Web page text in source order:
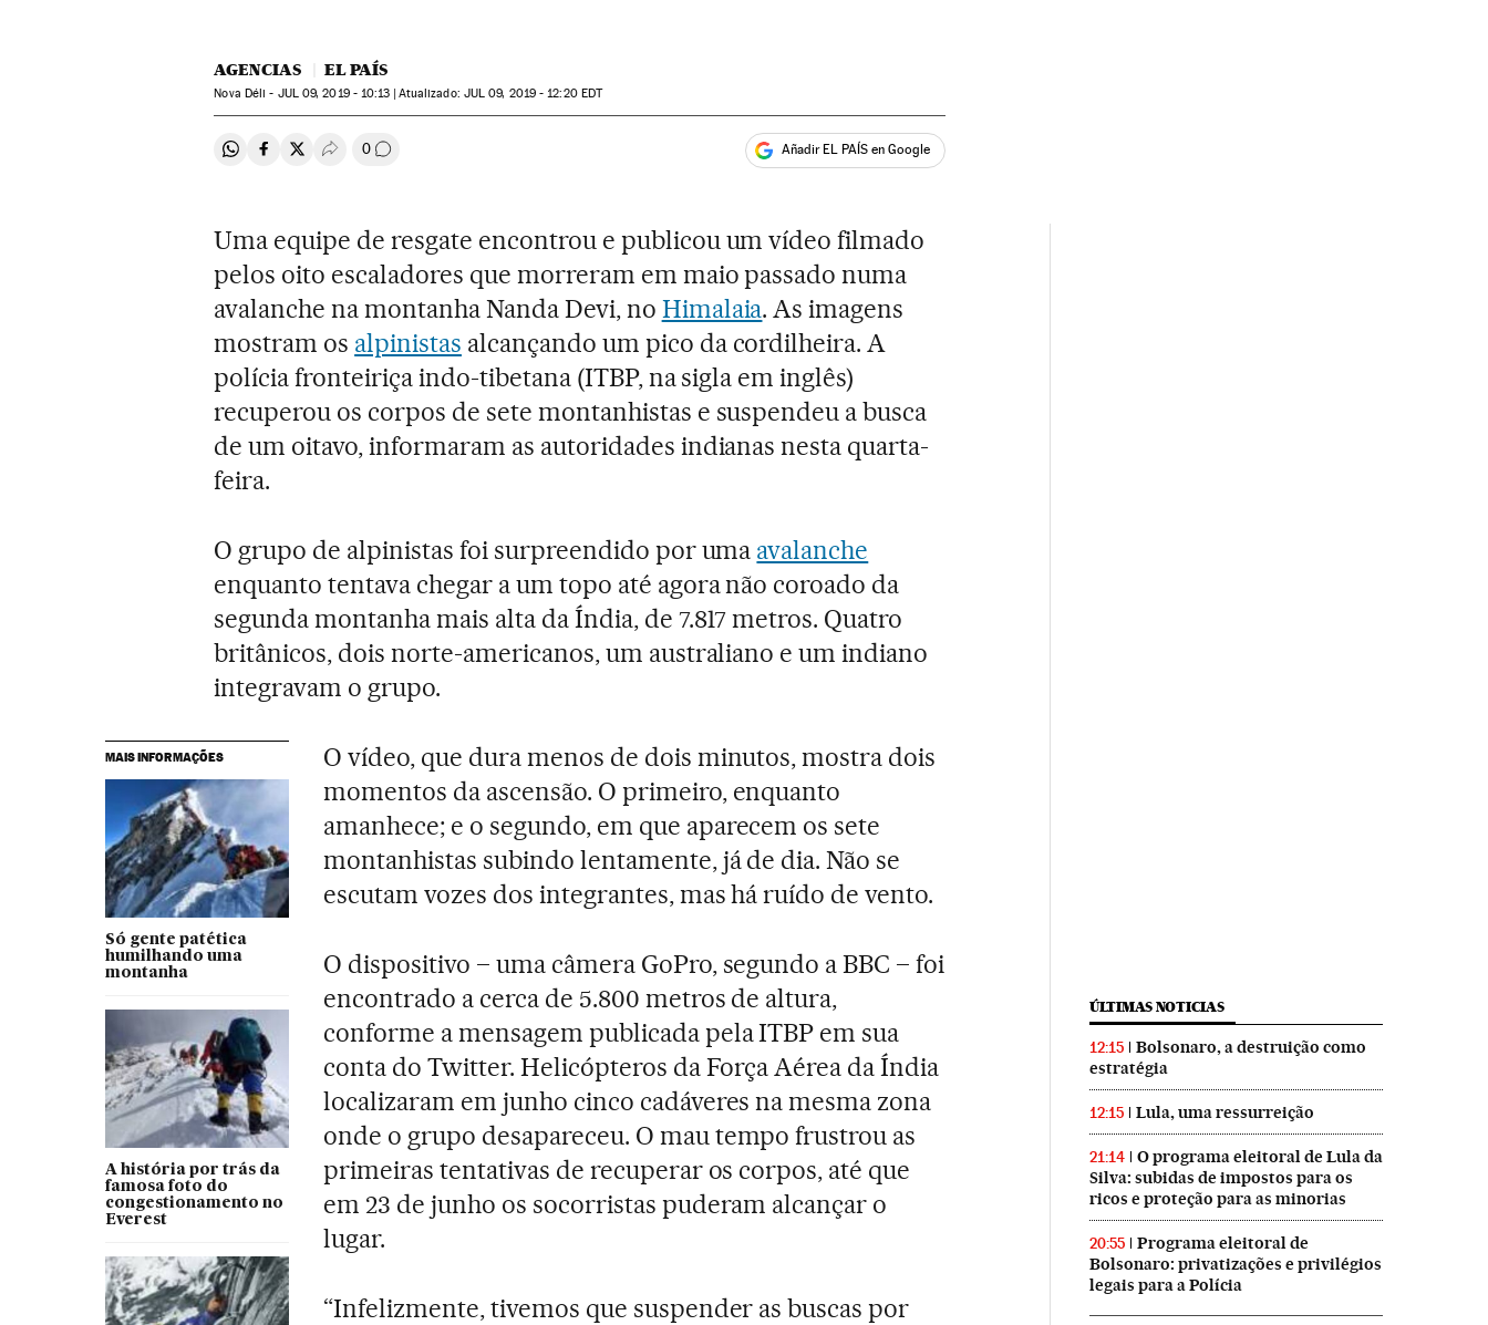
AGENCIAS EL PAÍS
Nova Déli - JUL09, 2019 - 10:13 atualizado: JUL 09, 2019 - 12:20EDT
Compartir en Whatsapp
Compartir en Facebook
Compartir en Twitter
Desplegar Redes Sociales
0 Comentários Añadir EL PAÍS en Google
Uma equipe de resgate encontrou e publicou um vídeo filmado
pelos oito escaladores que morreram em maio passado numa
avalanche na montanha Nanda Devi, no Himalaia. As imagens
mostram os alpinistas alcançando um pico da cordilheira. A
polícia fronteiriça indo-tibetana (ITBP, na sigla em inglês)
recuperou os corpos de sete montanhistas e suspendeu a busca
de um oitavo, informaram as autoridades indianas nesta quarta-
feira.
O grupo de alpinistas foi surpreendido por uma avalanche
enquanto tentava chegar a um topo até agora não coroado da
segunda montanha mais alta da Índia, de 7.817 metros. Quatro
britânicos, dois norte-americanos, um australiano e um indiano
integravam o grupo.
MAIS INFORMAÇÕES
Só gente patética
humilhando uma
montanha
A história por trás da
famosa foto do
congestionamento no
Everest
O vídeo, que dura menos de dois minutos, mostra dois
momentos da ascensão. O primeiro, enquanto
amanhece; e o segundo, em que aparecem os sete
montanhistas subindo lentamente, já de dia. Não se
escutam vozes dos integrantes, mas há ruído de vento.
O dispositivo – uma câmera GoPro, segundo a BBC – foi
encontrado a cerca de 5.800 metros de altura,
conforme a mensagem publicada pela ITBP em sua
conta do Twitter. Helicópteros da Força Aérea da Índia
localizaram em junho cinco cadáveres na mesma zona
onde o grupo desapareceu. O mau tempo frustrou as
primeiras tentativas de recuperar os corpos, até que
em 23 de junho os socorristas puderam alcançar o
lugar.
“Infelizmente, tivemos que suspender as buscas por
ÚLTIMAS NOTICIAS
12:15
Bolsonaro, a destruição como
estratégia
12:15 Lula, uma ressurreição
21:14
O programa eleitoral de Lula da
Silva: subidas de impostos para os
ricos e proteção para as minorias
20:55
Programa eleitoral de
Bolsonaro: privatizações e privilégios
legais para a Polícia